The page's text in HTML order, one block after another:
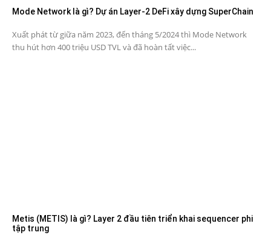
Mode Network là gì? Dự án Layer-2 DeFi xây dựng SuperChain
Xuất phát từ giữa năm 2023, đến tháng 5/2024 thì Mode Network
thu hút hơn 400 triệu USD TVL và đã hoàn tất việc...
Metis (METIS) là gì? Layer 2 đầu tiên triển khai sequencer phi
tập trung